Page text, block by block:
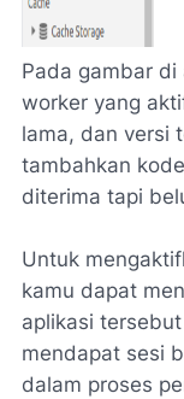
Pada gambar
worker yang
lama, dan versi
tambahkan
diterima tapi
Untuk
kamu dapat
aplikasi
mendapat sesi
dalam proses